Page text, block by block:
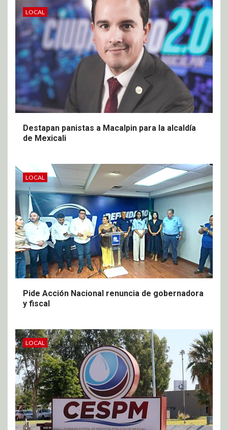
LOCAL
Destapan panistas a Macalpin para la alcaldía
de Mexicali
LOCAL
Pide Acción Nacional renuncia de gobernadora
y fiscal
LOCAL